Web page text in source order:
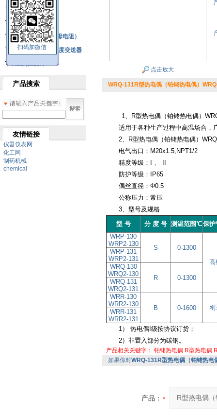
扫码加微信
振动传感器
热电阻
铂热电阻元件（云母电阻）
SBW系列一体化温度变送器
双金属温度计
产品搜索
友情链接
仪器仪表网
化工网
制药机械
chemical
点击放大
WRQ-131R型热电偶（铂铑热电偶）
1、R型热电偶（铂铑热电偶）
适用于各种生产过程中高温场合，
2、R型热电偶（铂铑热电偶）
电气出口：M20x1.5,NPT1/2
精度等级：I 、 II
防护等级：IP65
偶丝直径：Φ0.5
公称压力：常压
3、型号及规格
型 号
分 度 号 测温范围℃保护
WRP-130
WRP2-130
S
0-1300
高
WRP-131
WRP2-131
WRQ-130
WRQ2-130
R 0-1300
WRQ-131
WRQ2-131
WRR-130
WRR2-130
B 0-1600
WRR-131
WRR2-131
1） 热电偶I级按协议订货；
2）非置入部分为碳钢。
产品相关关键字： 铂铑热电偶 R型热电偶
如果你对WRQ-131R型热电偶（铂铑热电
产品：